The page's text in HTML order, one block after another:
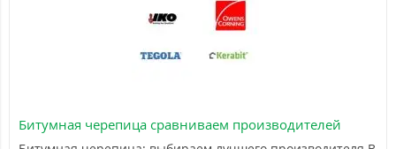
Битумная черепица сравниваем производителей